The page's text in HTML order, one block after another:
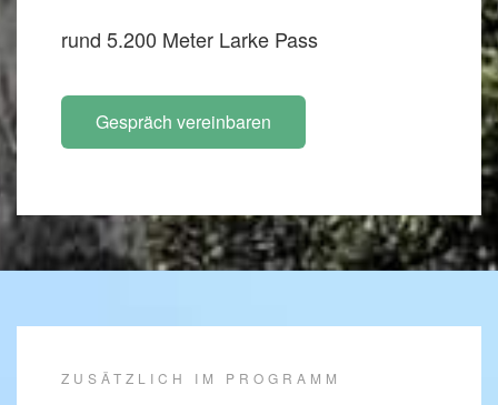
rund 5.200 Meter Larke Pass
Gespräch vereinbaren
ZUSÄTZLICH IM PROGRAMM